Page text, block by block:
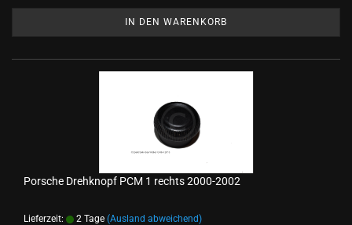
IN DEN WARENKORB
Porsche Drehknopf PCM 1 rechts 2000-2002
Lieferzeit: 2 Tage (Ausland abweichend)